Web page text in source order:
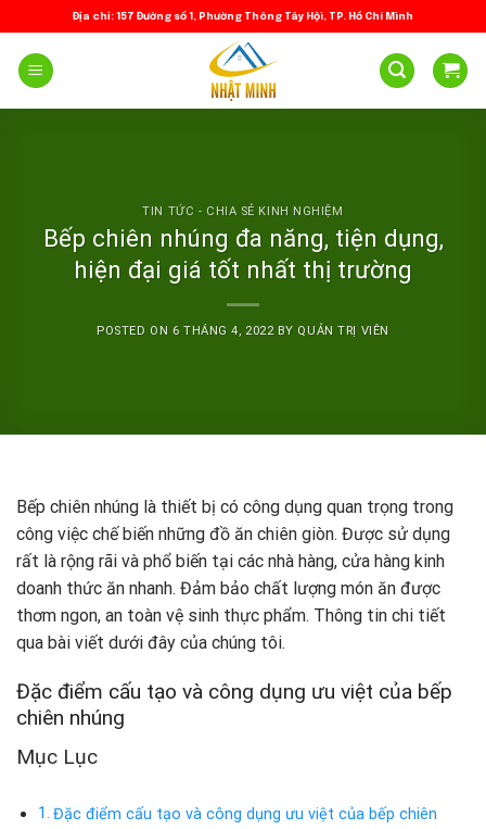
to
content
Địa chỉ: 157 Đường số 1, Phường Thông Tây Hội, TP. Hồ Chí Minh
TIN TỨC - CHIA SẺ KINH NGHIỆM
Bếp chiên nhúng đa năng, tiện dụng,
hiện đại giá tốt nhất thị trường
POSTED ON 6 THÁNG 4, 2022BY QUẢN TRỊ VIÊN
Bếp chiên nhúng là thiết bị có công dụng quan trọng trong
công việc chế biến những đồ ăn chiên giòn. Được sử dụng
rất là rộng rãi và phổ biến tại các nhà hàng, cửa hàng kinh
doanh thức ăn nhanh. Đảm bảo chất lượng món ăn được
thơm ngon, an toàn vệ sinh thực phẩm. Thông tin chi tiết
qua bài viết dưới đây của chúng tôi.
Đặc điểm cấu tạo và công dụng ưu việt của bếp
chiên nhúng
Mục Lục
Đặc điểm cấu tạo và công dụng ưu việt của bếp chiên